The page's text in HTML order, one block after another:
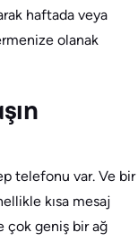
haftada veya
olanak
telefonu var. Ve bir
kısa mesaj
çok geniş bir ağ